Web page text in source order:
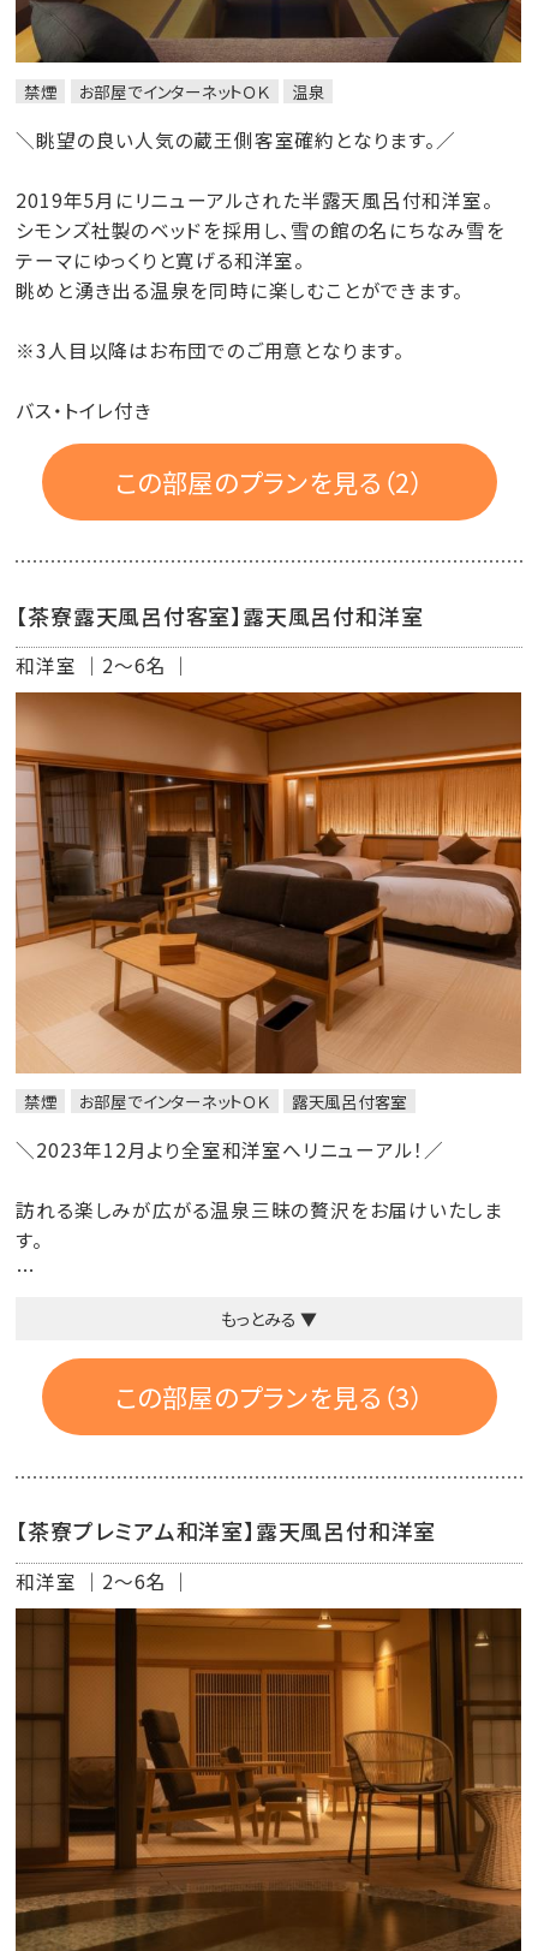
禁煙 お部屋でインターネットＯＫ 温泉
＼眺望の良い人気の蔵王側客室確約となります。／
2019年5月にリニューアルされた半露天風呂付和洋室。
シモンズ社製のベッドを採用し、雪の館の名にちなみ雪を
テーマにゆっくりと寛げる和洋室。
眺めと湧き出る温泉を同時に楽しむことができます。
※3人目以降はお布団でのご用意となります。
バス・トイレ付き
この部屋のプランを見る（2）
【茶寮露天風呂付客室】露天風呂付和洋室
和洋室 2～6名
禁煙 お部屋でインターネットＯＫ 露天風呂付客室
＼2023年12月より全室和洋室へリニューアル！／
訪れる楽しみが広がる温泉三昧の贅沢をお届けいたしま
す。
【朝日】：御影石の楕円形露天風呂
【飯豊】：大石田焼の「次年子窯」で造られた陶器風呂
※お部屋は当日状況により、お任せさせていただいており
※内風呂はございません。
バス・トイレ付
もっとみる ▼
この部屋のプランを見る（3）
【茶寮プレミアム和洋室】露天風呂付和洋室
和洋室 2～6名